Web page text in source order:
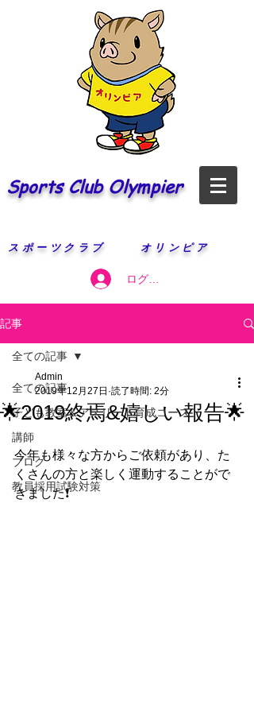
Sports Club Olympier
​スポーツクラブ オリンピア
ログイン
記事
全ての記事
子ども教室＆アスリート育成コース
講師
ブログ
教員採用試験対策
全ての記事
🌟2019終焉&嬉しい報告🌟
Admin
2019年12月27日 読了時間: 2分
今年も様々な方からご依頼があり、た
くさんの方と楽しく運動することがで
きました❗️